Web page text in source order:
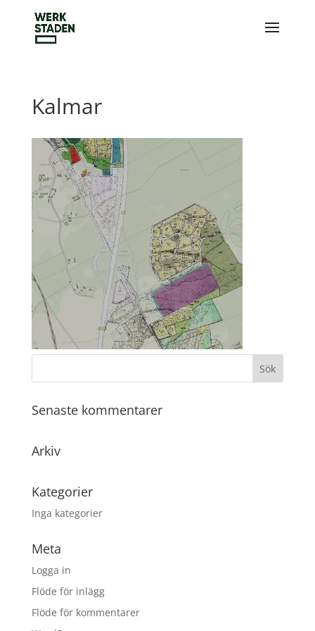
Kalmar
Senaste kommentarer
Arkiv
Kategorier
Inga kategorier
Meta
Logga in
Flöde för inlägg
Flöde för kommentarer